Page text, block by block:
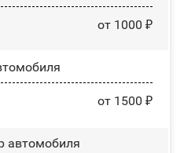
от 1000 ₽
от 1500 ₽
автомобиля